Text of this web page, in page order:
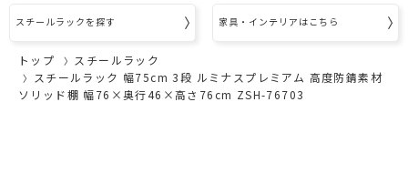
スチールラックを探す 家具・インテリアはこちら
トップ
スチールラック
スチールラック 幅75cm 3段 ルミナスプレミアム 高度防錆素材
ソリッド棚 幅76×奥行46×高さ76cm ZSH-76703